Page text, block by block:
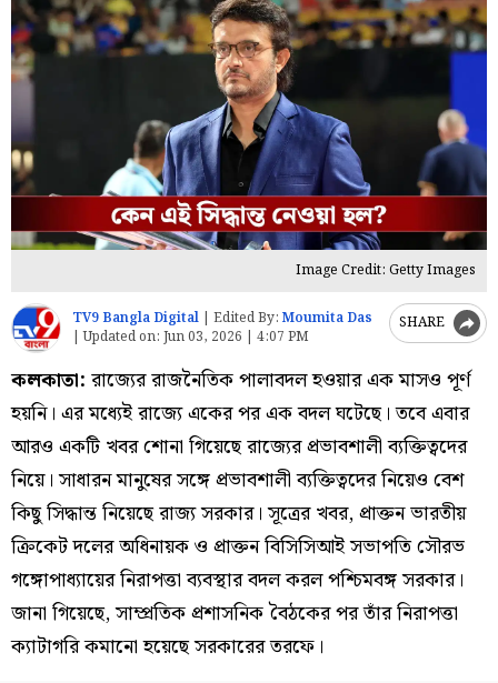
Image Credit: Getty Images
TV9 Bangla Digital Edited By: Moumita Das
|Updated on: Jun 03, 2026 | 4:07 PM
SHARE
কলকাতা: রাজ্যের রাজনৈতিক পালাবদল হওয়ার এক মাসও পূর্ণ
হয়নি। এর মধ্যেই রাজ্যে একের পর এক বদল ঘটেছে। তবে এবার
আরও একটি খবর শোনা গিয়েছে রাজ্যের প্রভাবশালী ব্যক্তিত্বদের
নিয়ে। সাধারন মানুষের সঙ্গে প্রভাবশালী ব্যক্তিত্বদের নিয়েও বেশ
কিছু সিদ্ধান্ত নিয়েছে রাজ্য সরকার। সূত্রের খবর, প্রাক্তন ভারতীয়
ক্রিকেট দলের অধিনায়ক ও প্রাক্তন বিসিসিআই সভাপতি সৌরভ
গঙ্গোপাধ্যায়ের নিরাপত্তা ব্যবস্থার বদল করল পশ্চিমবঙ্গ সরকার।
জানা গিয়েছে, সাম্প্রতিক প্রশাসনিক বৈঠকের পর তাঁর নিরাপত্তা
ক্যাটাগরি কমানো হয়েছে সরকারের তরফে।